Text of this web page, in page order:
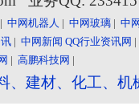
| 中网机器人 | 中网玻璃 | 中
| 中网新闻 QQ行业资讯网
| 高鹏科技网 |
、建材、化工、